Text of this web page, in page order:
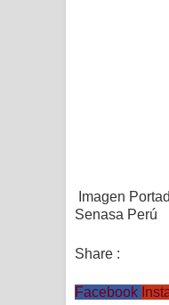
Imagen
Senasa Perú
Share :
Facebook